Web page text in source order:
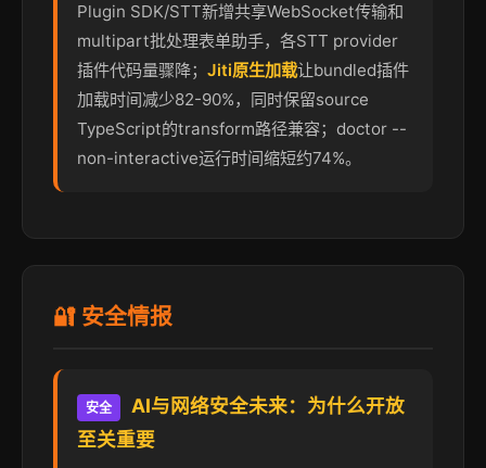
Plugin SDK/STT新增共享WebSocket传输和
multipart批处理表单助手，各STT provider
插件代码量骤降； Jiti原生加载让bundled插件
加载时间减少82-90%，同时保留source
TypeScript的transform路径兼容；doctor --
non-interactive运行时间缩短约74%。
🔐 安全情报
安全
AI与网络安全未来：为什么开放
至关重要